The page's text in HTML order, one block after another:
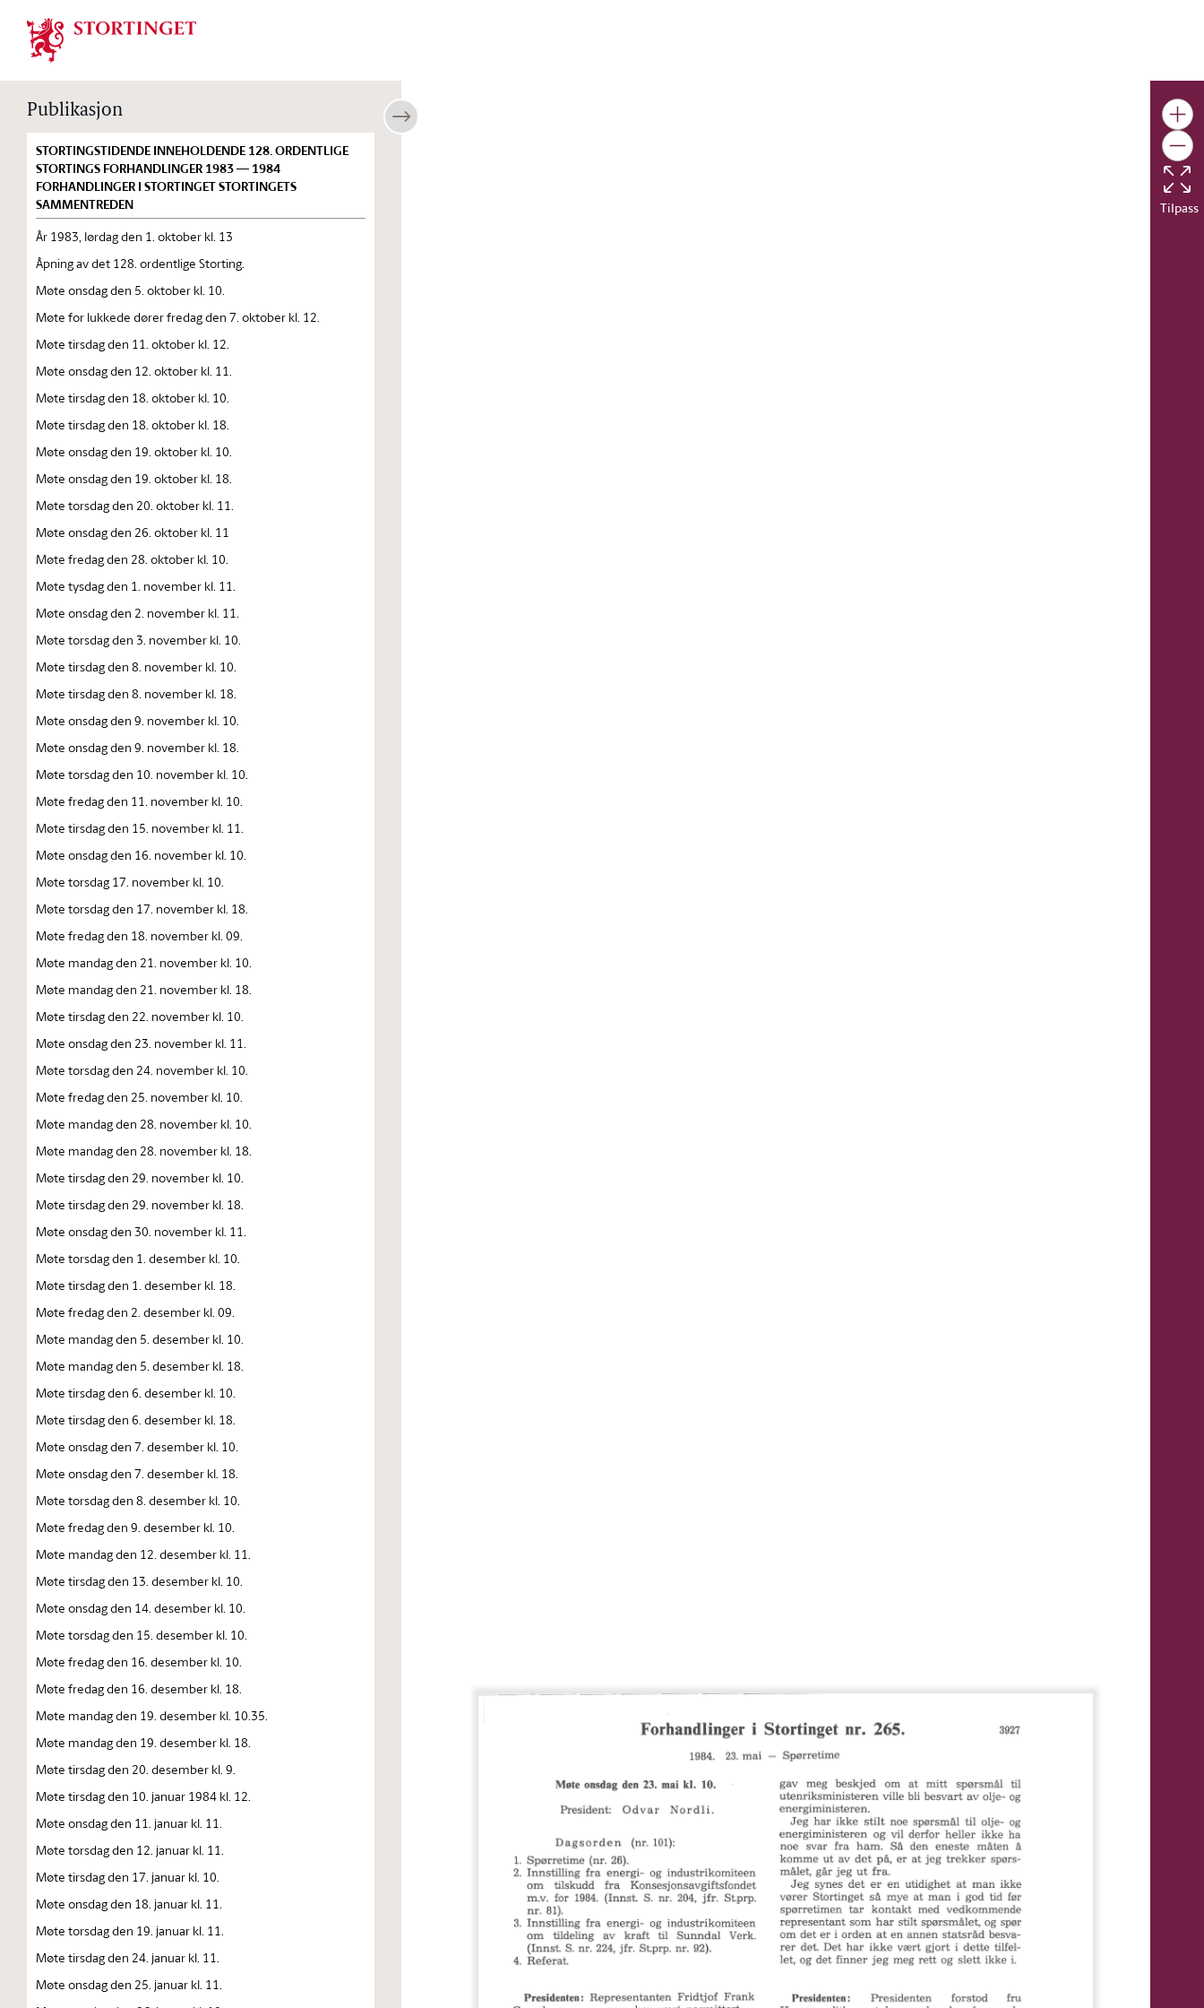
Stortinget.no
Publikasjon
STORTINGSTIDENDE INNEHOLDENDE 128. ORDENTLIGE
STORTINGS FORHANDLINGER 1983 — 1984
FORHANDLINGER I STORTINGET STORTINGETS
SAMMENTREDEN
År 1983, lørdag den 1. oktober kl. 13
Åpning av det 128. ordentlige Storting.
Møte onsdag den 5. oktober kl. 10.
Møte for lukkede dører fredag den 7. oktober kl. 12.
Møte tirsdag den 11. oktober kl. 12.
Møte onsdag den 12. oktober kl. 11.
Møte tirsdag den 18. oktober kl. 10.
Møte tirsdag den 18. oktober kl. 18.
Møte onsdag den 19. oktober kl. 10.
Møte onsdag den 19. oktober kl. 18.
Møte torsdag den 20. oktober kl. 11.
Møte onsdag den 26. oktober kl. 11
Møte fredag den 28. oktober kl. 10.
Møte tysdag den 1. november kl. 11.
Møte onsdag den 2. november kl. 11.
Møte torsdag den 3. november kl. 10.
Møte tirsdag den 8. november kl. 10.
Møte tirsdag den 8. november kl. 18.
Møte onsdag den 9. november kl. 10.
Møte onsdag den 9. november kl. 18.
Møte torsdag den 10. november kl. 10.
Møte fredag den 11. november kl. 10.
Møte tirsdag den 15. november kl. 11.
Møte onsdag den 16. november kl. 10.
Møte torsdag 17. november kl. 10.
Møte torsdag den 17. november kl. 18.
Møte fredag den 18. november kl. 09.
Møte mandag den 21. november kl. 10.
Møte mandag den 21. november kl. 18.
Møte tirsdag den 22. november kl. 10.
Møte onsdag den 23. november kl. 11.
Møte torsdag den 24. november kl. 10.
Møte fredag den 25. november kl. 10.
Møte mandag den 28. november kl. 10.
Møte mandag den 28. november kl. 18.
Møte tirsdag den 29. november kl. 10.
Møte tirsdag den 29. november kl. 18.
Møte onsdag den 30. november kl. 11.
Møte torsdag den 1. desember kl. 10.
Møte tirsdag den 1. desember kl. 18.
Møte fredag den 2. desember kl. 09.
Møte mandag den 5. desember kl. 10.
Møte mandag den 5. desember kl. 18.
Møte tirsdag den 6. desember kl. 10.
Møte tirsdag den 6. desember kl. 18.
Møte onsdag den 7. desember kl. 10.
Møte onsdag den 7. desember kl. 18.
Møte torsdag den 8. desember kl. 10.
Møte fredag den 9. desember kl. 10.
Møte mandag den 12. desember kl. 11.
Møte tirsdag den 13. desember kl. 10.
Møte onsdag den 14. desember kl. 10.
Møte torsdag den 15. desember kl. 10.
Møte fredag den 16. desember kl. 10.
Møte fredag den 16. desember kl. 18.
Møte mandag den 19. desember kl. 10.35.
Møte mandag den 19. desember kl. 18.
Møte tirsdag den 20. desember kl. 9.
Møte tirsdag den 10. januar 1984 kl. 12.
Møte onsdag den 11. januar kl. 11.
Møte torsdag den 12. januar kl. 11.
Møte tirsdag den 17. januar kl. 10.
Møte onsdag den 18. januar kl. 11.
Møte torsdag den 19. januar kl. 11.
Møte tirsdag den 24. januar kl. 11.
Møte onsdag den 25. januar kl. 11.